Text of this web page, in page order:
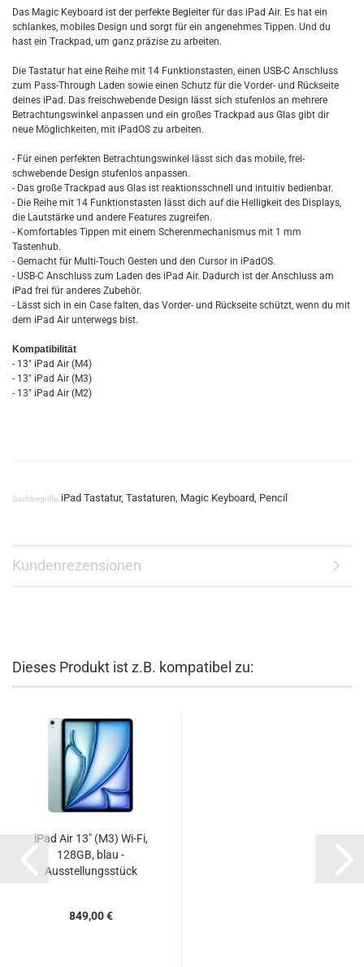
Das Magic Keyboard ist der perfekte Begleiter für das iPad Air. Es hat ein
schlankes, mobiles Design und sorgt für ein angenehmes Tippen. Und du
hast ein Trackpad, um ganz präzise zu arbeiten.
Die Tastatur hat eine Reihe mit 14 Funktions­tasten, einen USB-C Anschluss
zum Pass-Through Laden sowie einen Schutz für die Vorder- und Rückseite
deines iPad. Das frei­schwebende Design lässt sich stufenlos an mehrere
Betrachtungs­winkel anpassen und ein großes Trackpad aus Glas gibt dir
neue Möglichkeiten, mit iPadOS zu arbeiten.
- Für einen perfekten Betrachtungs­winkel lässt sich das mobile, frei­
schwebende Design stufenlos anpassen.
- Das große Trackpad aus Glas ist reaktions­schnell und intuitiv bedienbar.
- Die Reihe mit 14 Funktions­tasten lässt dich auf die Helligkeit des Displays,
die Laut­stärke und andere Features zugreifen.
- Komfortables Tippen mit einem Scheren­mechanismus mit 1 mm
Tastenhub.
- Gemacht für Multi-Touch Gesten und den Cursor in iPadOS.
- USB-C Anschluss zum Laden des iPad Air. Dadurch ist der Anschluss am
iPad frei für anderes Zubehör.
- Lässt sich in ein Case falten, das Vorder- und Rückseite schützt, wenn du mit
dem iPad Air unterwegs bist.
Kompatibilität
- 13" iPad Air (M4)
- 13" iPad Air (M3)
- 13" iPad Air (M2)
Suchbegriffe: iPad Tastatur, Tastaturen, Magic Keyboard, Pencil
Kundenrezensionen
Dieses Produkt ist z.B. kompatibel zu:
iPad Air 13" (M3) Wi-Fi,
128GB, blau -
Ausstellungsstück
849,00 €